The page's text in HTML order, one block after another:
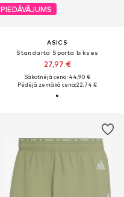
PIEDĀVĀJUMS
ASICS
Standarta Sporta bikses
27,97 €
Sākotnējā cena: 44,90 €
Pēdējā zemākā cena:22,74 €